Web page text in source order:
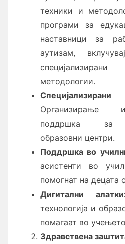
техники и
програми за
наставници за
аутизам,
методологии.
Организирање
поддршка за
образовни центри.
Поддршка во
асистенти во
помогнат на децата
Дигитални
технологија и
помагаат во
Здравствена